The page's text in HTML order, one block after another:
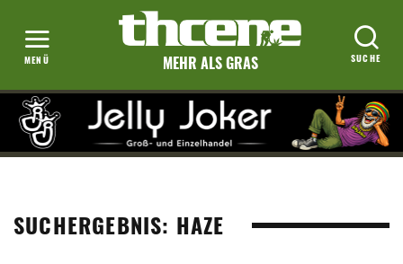
MEHR ALS GRAS
SUCHERGEBNIS: HAZE